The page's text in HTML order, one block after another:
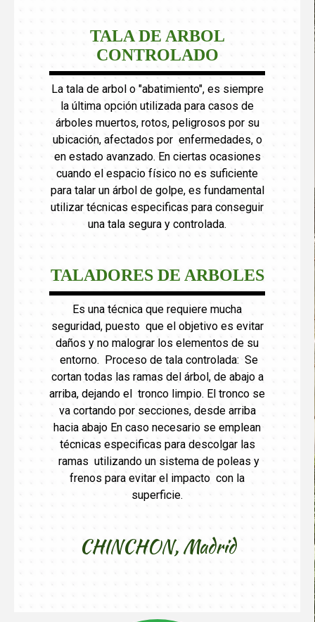
TALA DE ARBOL
CONTROLADO
La tala de arbol o "abatimiento", es siempre
la última opción utilizada para casos de
árboles muertos, rotos, peligrosos por su
ubicación, afectados por enfermedades, o
en estado avanzado. En ciertas ocasiones
cuando el espacio físico no es suficiente
para talar un árbol de golpe, es fundamental
utilizar técnicas especificas para conseguir
una tala segura y controlada.
TALADORES DE ARBOLES
Es una técnica que requiere mucha
seguridad, puesto que el objetivo es evitar
daños y no malograr los elementos de su
entorno. Proceso de tala controlada: Se
cortan todas las ramas del árbol, de abajo a
arriba, dejando el tronco limpio. El tronco se
va cortando por secciones, desde arriba
hacia abajo En caso necesario se emplean
técnicas especificas para descolgar las
ramas utilizando un sistema de poleas y
frenos para evitar el impacto con la
superficie.
CHINCHON,Madrid